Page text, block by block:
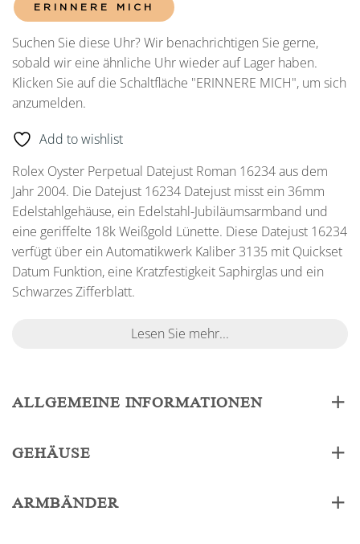
ERINNERE MICH
Suchen Sie diese Uhr? Wir benachrichtigen Sie gerne,
sobald wir eine ähnliche Uhr wieder auf Lager haben.
Klicken Sie auf die Schaltfläche "ERINNERE MICH", um sich
anzumelden.
Add to wishlist
Rolex Oyster Perpetual Datejust Roman 16234 aus dem
Jahr 2004. Die Datejust 16234 Datejust misst ein 36mm
Edelstahlgehäuse, ein Edelstahl-Jubiläumsarmband und
eine geriffelte 18k Weißgold Lünette. Diese Datejust 16234
verfügt über ein Automatikwerk Kaliber 3135 mit Quickset
Datum Funktion, eine Kratzfestigkeit Saphirglas und ein
Schwarzes Zifferblatt.
Lesen Sie mehr...
ALLGEMEINE INFORMATIONEN
GEHÄUSE
ARMBÄNDER